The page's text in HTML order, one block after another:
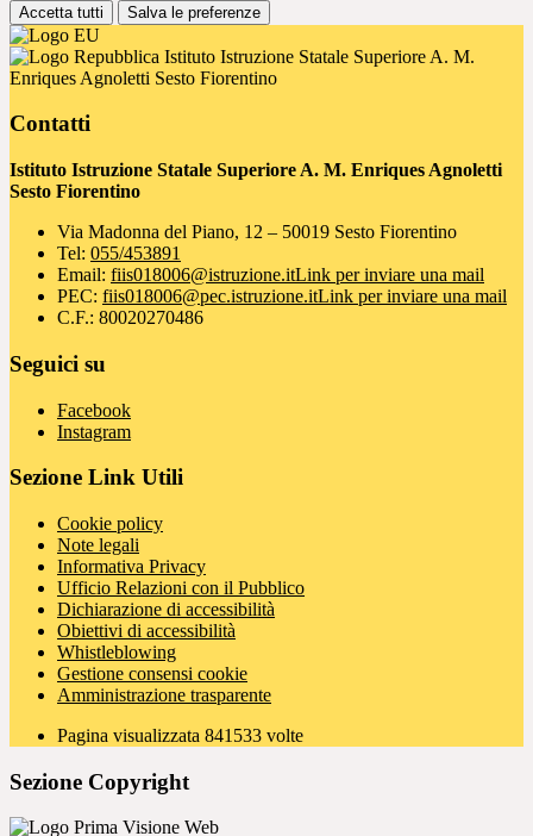
Accetta tutti Salva le preferenze
Istituto Istruzione Statale Superiore A. M.
Enriques Agnoletti Sesto Fiorentino
Contatti
Istituto Istruzione Statale Superiore A. M. Enriques Agnoletti
Sesto Fiorentino
Via Madonna del Piano, 12 – 50019 Sesto Fiorentino
Tel: 055/453891
Email: fiis018006@istruzione.itLink per inviare una mail
PEC: fiis018006@pec.istruzione.itLink per inviare una mail
C.F.: 80020270486
Seguici su
Facebook
Instagram
Sezione Link Utili
Cookie policy
Note legali
Informativa Privacy
Ufficio Relazioni con il Pubblico
Dichiarazione di accessibilità
Obiettivi di accessibilità
Whistleblowing
Gestione consensi cookie
Amministrazione trasparente
Pagina visualizzata 841533 volte
Sezione Copyright